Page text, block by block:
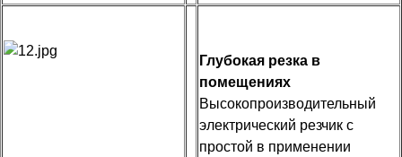
Глубокая резка в
помещениях
Высокопроизводительный
электрический резчик с
простой в применении